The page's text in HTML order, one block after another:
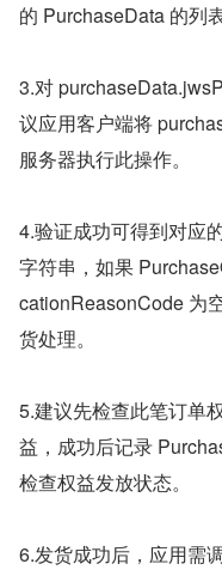
的 PurchaseData 的列表
3.对
议应用客户端将
服务器执行此操作。
4.验证成功可得到对应
字符串，如果
cationReasonCode 为
货处理。
5.建议先检查此笔订单
益，成功后记录
检查权益发放状态。
6.发货成功后，应用需